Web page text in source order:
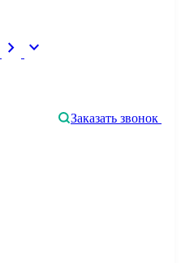
chevron_right expand_more
Заказать звонок